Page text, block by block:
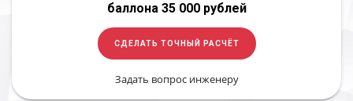
баллона 35 000 рублей
СДЕЛАТЬ ТОЧНЫЙ РАСЧЁТ
Задать вопрос инженеру